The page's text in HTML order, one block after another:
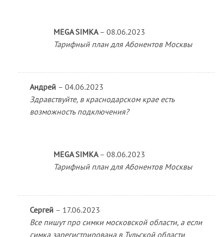
MEGA SIMKA – 08.06.2023
Тарифный план для Абонентов Москвы
Андрей – 04.06.2023
Здравствуйте, в краснодарском крае есть
возможность подключения?
MEGA SIMKA – 08.06.2023
Тарифный план для Абонентов Москвы
Сергей – 17.06.2023
Все пишут про симки московской области, а если
симка зарегистрирована в Тульской области,